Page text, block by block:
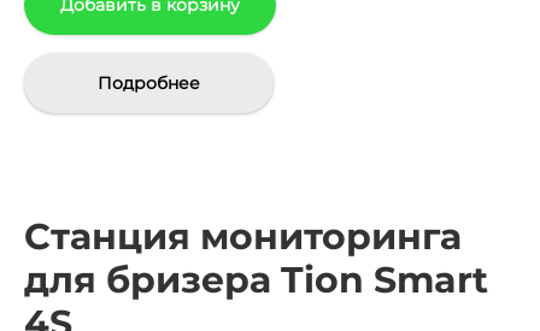
Добавить в корзину
Подробнее
Станция мониторинга
для бризера Tion Smart